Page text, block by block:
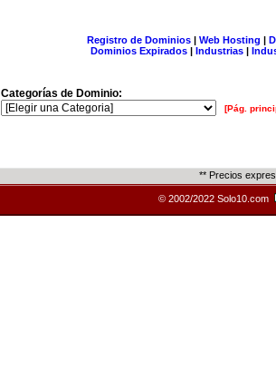
Registro de Dominios| Web Hosting |
Dominios Expirados | Industrias |
Categorías de Dominio:
[Pág.
** Precios
© 2002/2022 Solo10.com